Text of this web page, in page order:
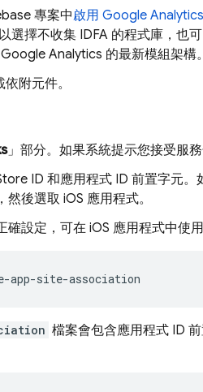
專案中啟用 Google Analytics
擇不收集 IDFA 的程式庫，也
Google Analytics 的最新模組架構。
附元件。
」部分。如果系統提示您接受服
ID 和應用程式 ID 前置字元。
然後選取 iOS 應用程式。
設定，可在 iOS 應用程式中使用
app-site-association
檔案會包含應用程式 ID